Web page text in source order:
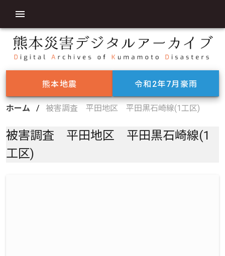
熊本地震 令和2年7月豪雨
ホーム / 被害調査 平田地区 平田黒石崎線(1工区)
被害調査 平田地区 平田黒石崎線(1
工区)